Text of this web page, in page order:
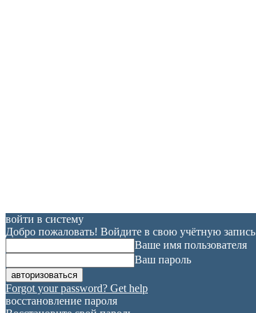
войти в систему
Добро пожаловать! Войдите в свою учётную запись
Ваше имя пользователя
Ваш пароль
Forgot your password? Get help
восстановление пароля